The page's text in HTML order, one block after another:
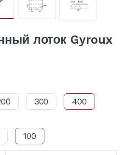
лоток Gyroux
300 400
100